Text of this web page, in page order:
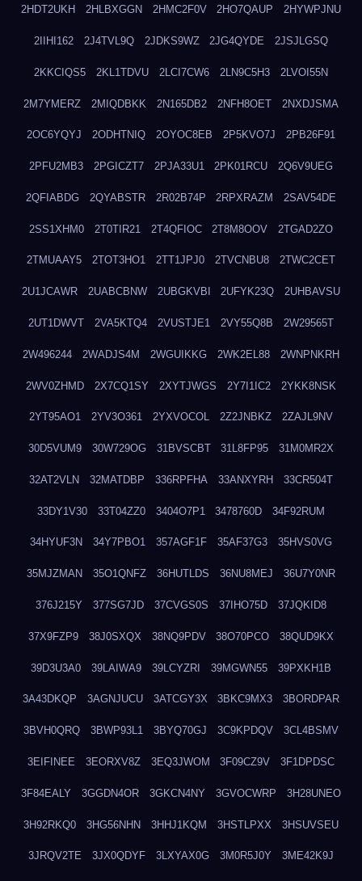
2HDT2UKH 2HLBXGGN 2HMC2F0V 2HO7QAUP 2HYWPJNU
2IIHI162 2J4TVL9Q 2JDKS9WZ 2JG4QYDE 2JSJLGSQ
2KKCIQS5 2KL1TDVU 2LCI7CW6 2LN9C5H3 2LVOI55N
2M7YMERZ 2MIQDBKK 2N165DB2 2NFH8OET 2NXDJSMA
2OC6YQYJ 2ODHTNIQ 2OYOC8EB 2P5KVO7J 2PB26F91
2PFU2MB3 2PGICZT7 2PJA33U1 2PK01RCU 2Q6V9UEG
2QFIABDG 2QYABSTR 2R02B74P 2RPXRAZM 2SAV54DE
2SS1XHM0 2T0TIR21 2T4QFIOC 2T8M8OOV 2TGAD2ZO
2TMUAAY5 2TOT3HO1 2TT1JPJ0 2TVCNBU8 2TWC2CET
2U1JCAWR 2UABCBNW 2UBGKVBI 2UFYK23Q 2UHBAVSU
2UT1DWVT 2VA5KTQ4 2VUSTJE1 2VY55Q8B 2W29565T
2W496244 2WADJS4M 2WGUIKKG 2WK2EL88 2WNPNKRH
2WV0ZHMD 2X7CQ1SY 2XYTJWGS 2Y7I1IC2 2YKK8NSK
2YT95AO1 2YV3O361 2YXVOCOL 2Z2JNBKZ 2ZAJL9NV
30D5VUM9 30W729OG 31BVSCBT 31L8FP95 31M0MR2X
32AT2VLN 32MATDBP 336RPFHA 33ANXYRH 33CR504T
33DY1V30 33T04ZZ0 3404O7P1 3478760D 34F92RUM
34HYUF3N 34Y7PBO1 357AGF1F 35AF37G3 35HVS0VG
35MJZMAN 35O1QNFZ 36HUTLDS 36NU8MEJ 36U7Y0NR
376J215Y 377SG7JD 37CVGS0S 37IHO75D 37JQKID8
37X9FZP9 38J0SXQX 38NQ9PDV 38O70PCO 38QUD9KX
39D3U3A0 39LAIWA9 39LCYZRI 39MGWN55 39PXKH1B
3A43DKQP 3AGNJUCU 3ATCGY3X 3BKC9MX3 3BORDPAR
3BVH0QRQ 3BWP93L1 3BYQ70GJ 3C9KPDQV 3CL4BSMV
3EIFINEE 3EORXV8Z 3EQ3JWOM 3F09CZ9V 3F1DPDSC
3F84EALY 3GGDN4OR 3GKCN4NY 3GVOCWRP 3H28UNEO
3H92RKQ0 3HG56NHN 3HHJ1KQM 3HSTLPXX 3HSUVSEU
3JRQV2TE 3JX0QDYF 3LXYAX0G 3M0R5J0Y 3ME42K9J